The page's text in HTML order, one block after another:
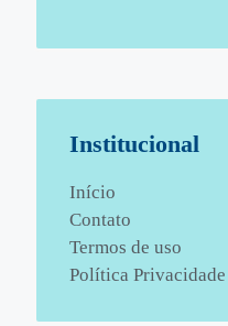
Institucional
Início
Contato
Termos de uso
Política Privacidade